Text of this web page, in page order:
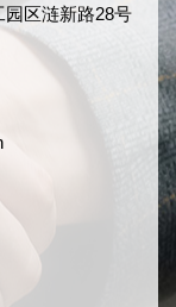
区涟新路28号